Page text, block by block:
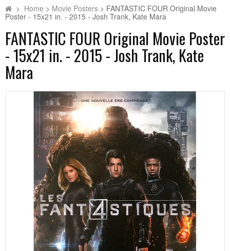
> Home > Movie Posters > FANTASTIC FOUR Original Movie
Poster - 15x21 in. - 2015 - Josh Trank, Kate Mara
FANTASTIC FOUR Original Movie Poster
- 15x21 in. - 2015 - Josh Trank, Kate
Mara